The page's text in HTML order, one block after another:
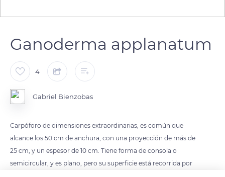
Ganoderma applanatum
4
Gabriel Bienzobas
Carpóforo de dimensiones extraordinarias, es común que
alcance los 50 cm de anchura, con una proyección de más de
25 cm, y un espesor de 10 cm. Tiene forma de consola o
semicircular, y es plano, pero su superficie está recorrida por